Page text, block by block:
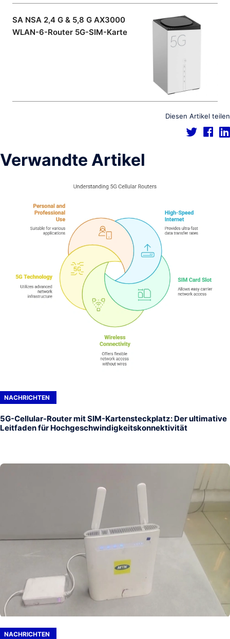
SA NSA 2,4 G & 5,8 G AX3000
WLAN-6-Router 5G-SIM-Karte
Diesen Artikel teilen
Verwandte Artikel
NACHRICHTEN
5G-Cellular-Router mit SIM-Kartensteckplatz: Der ultimative
Leitfaden für Hochgeschwindigkeitskonnektivität
NACHRICHTEN